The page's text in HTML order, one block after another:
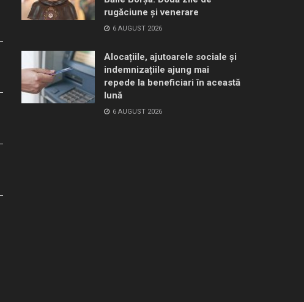
rugăciune și venerare
6 AUGUST 2026
Alocațiile, ajutoarele sociale și
indemnizațiile ajung mai
repede la beneficiari în această
lună
6 AUGUST 2026